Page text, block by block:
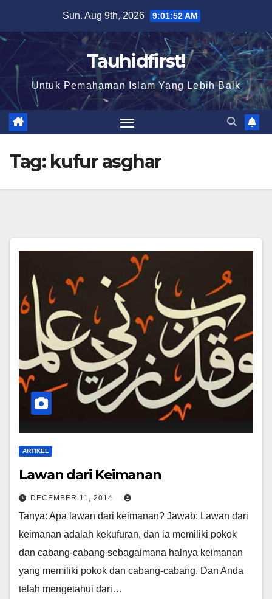
content
Sun. Aug 9th, 2026 9:01:52 AM
Tauhidfirst!
Untuk Pemahaman Islam Yang Lebih Baik
Tag: kufur asghar
ARTIKEL
Lawan dari Keimanan
DECEMBER 11, 2014
Tanya: Apa lawan dari keimanan? Jawab: Lawan dari
keimanan adalah kekufuran, dan ia memiliki pokok
dan cabang-cabang sebagaimana halnya keimanan
yang memiliki pokok dan cabang-cabang. Dan Anda
telah mengetahui dari…